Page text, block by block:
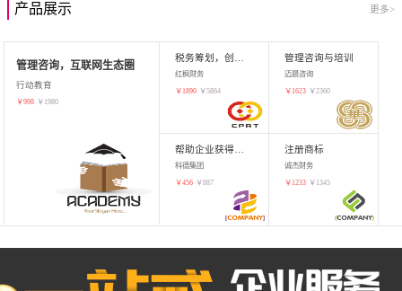
产品展示 更多>
管理咨询，互联网生态圈
行动教育
￥998 ￥ 1980
红枫财务
￥ 1890 ￥5864
管理咨询与培训
迈晨咨询
￥ 1623 ￥2360
科德集团
￥456 ￥887
注册商标
诚杰财务
￥ 1233 ￥ 1345